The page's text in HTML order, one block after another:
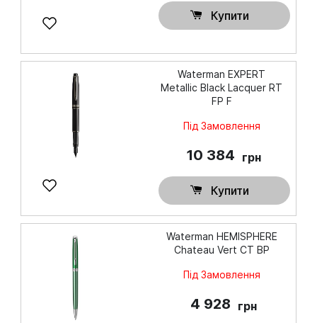
Купити
Waterman EXPERT
Metallic Black Lacquer RT
FP F
Під Замовлення
10 384 грн
Купити
Waterman HEMISPHERE
Chateau Vert CT BP
Під Замовлення
4 928 грн